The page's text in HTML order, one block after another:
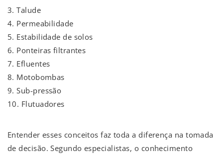
3. Talude
4. Permeabilidade
5. Estabilidade de solos
6. Ponteiras filtrantes
7. Efluentes
8. Motobombas
9. Sub-pressão
10. Flutuadores
Entender esses conceitos faz toda a diferença na tomada
de decisão. Segundo especialistas, o conhecimento